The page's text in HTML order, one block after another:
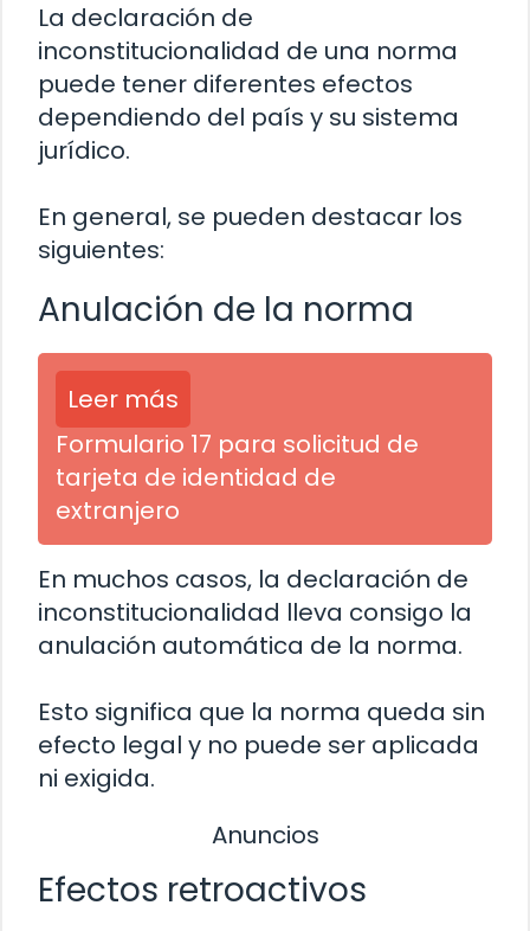
La declaración de
inconstitucionalidad de una norma
puede tener diferentes efectos
dependiendo del país y su sistema
jurídico.
En general, se pueden destacar los
siguientes:
Anulación de la norma
Leer más
Formulario 17 para solicitud de
tarjeta de identidad de
extranjero
En muchos casos, la declaración de
inconstitucionalidad lleva consigo la
anulación automática de la norma.
Esto significa que la norma queda sin
efecto legal y no puede ser aplicada
ni exigida.
Anuncios
Efectos retroactivos